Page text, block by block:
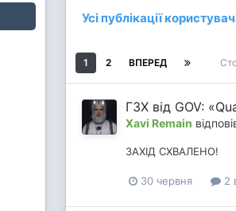
Усі публікації
1 2 ВПЕРЕД
ГЗХ від GOV:
Xavi Remain
ЗАХІД СХВАЛЕНО!
30 червня 2